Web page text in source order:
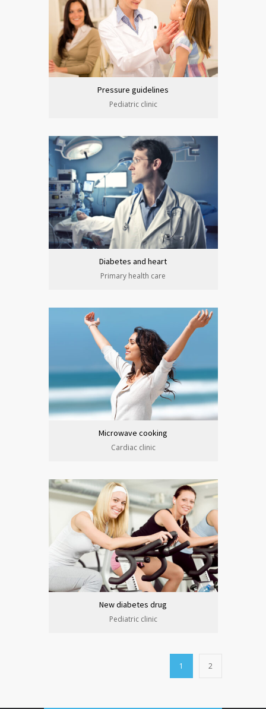
Pressure guidelines
Pediatric clinic
Diabetes and heart
Primary health care
Microwave cooking
Cardiac clinic
New diabetes drug
Pediatric clinic
1 2